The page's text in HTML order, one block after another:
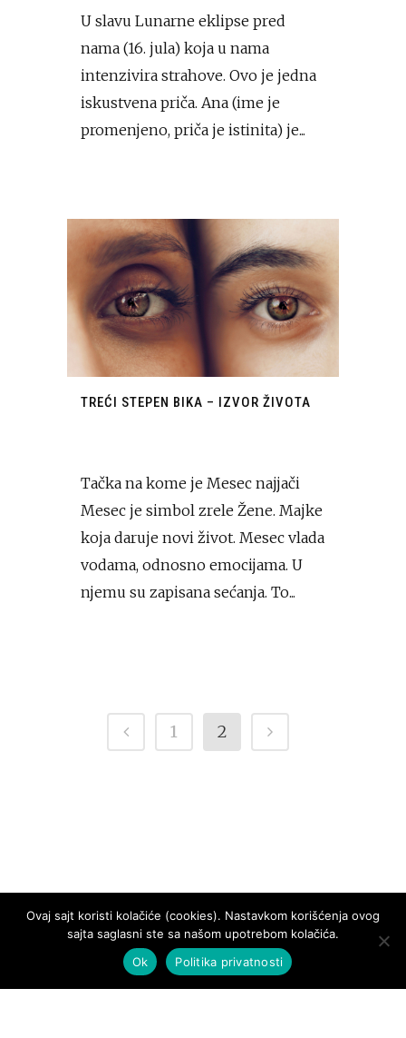
U slavu Lunarne eklipse pred
nama (16. jula) koja u nama
intenzivira strahove. Ovo je jedna
iskustvena priča. Ana (ime je
promenjeno, priča je istinita) je...
TREĆI STEPEN BIKA – IZVOR ŽIVOTA
Tačka na kome je Mesec najjači
Mesec je simbol zrele Žene. Majke
koja daruje novi život. Mesec vlada
vodama, odnosno emocijama. U
njemu su zapisana sećanja. To...
1 2
Ovaj sajt koristi kolačiće (cookies). Nastavkom korišćenja ovog
sajta saglasni ste sa našom upotrebom kolačića.
Ok
Politika privatnosti